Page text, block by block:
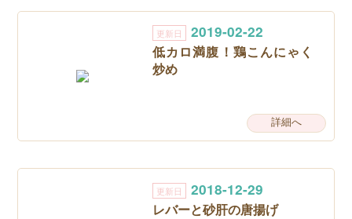
更新日 2019-02-22
低カロ満腹！鶏こんにゃく
炒め
詳細へ
更新日 2018-12-29
レバーと砂肝の唐揚げ